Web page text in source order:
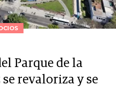
Parque de la
revaloriza y se